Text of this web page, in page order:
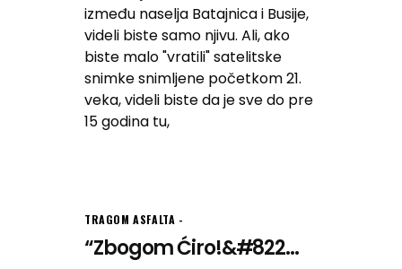
između naselja Batajnica i Busije,
videli biste samo njivu. Ali, ako
biste malo "vratili" satelitske
snimke snimljene početkom 21.
veka, videli biste da je sve do pre
15 godina tu,
TRAGOM ASFALTA
“Zbogom Ćiro!&#822...